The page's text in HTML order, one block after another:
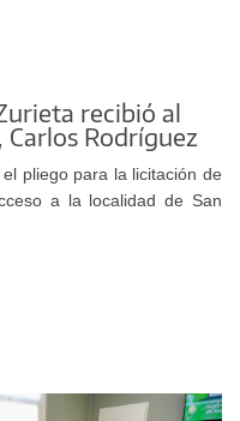
recibió al
Rodríguez
pliego para la licitación de
a la localidad de San